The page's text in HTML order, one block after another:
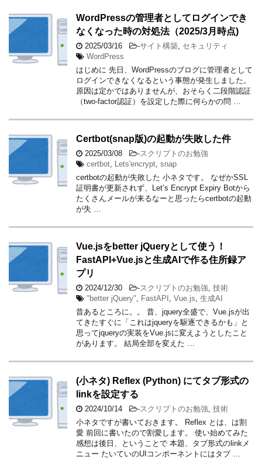
WordPressの管理者としてログインでき
なくなった時の対処法（2025/3月時点)
2025/03/16 -サイト構築, セキュリティ
WordPress
はじめに 先日、WordPressのブログに管理者として
ログインできなくなるという事態が発生しました。
原因は定かではありませんが、おそらく二段階認証
（two-factor認証）を設定した際に何らかの問 …
Certbot(snap版)の起動が失敗した件
2025/03/08 -スクリプトのお勉強
certbot, Lets'encrypt, snap
certbotの起動が失敗した 小ネタです。 なぜかSSL
証明書が更新されず、Let’s Encrypt Expiry Botから
たくさんメールが来るなーと思ったらcertbotの起動
が失 …
Vue.jsをbetter jQueryとして使う！
FastAPI+Vue.jsと生成AIで作る住所録ア
プリ
2024/12/30 -スクリプトのお勉強, 技術
"better jQuery", FastAPI , Vue.js, 生成AI
昔あるところに。。 昔、jquery全盛で、Vue.jsが出
てきたすぐに「これはjqueryを駆逐できるかも」と
思ってjqueryの実装をVue.jsに変えようとしたこと
があります。 結局全部を変えた …
(小ネタ) Reflex (Python) にてタブ形式の
linkを設定する
2024/10/14 -スクリプトのお勉強, 技術
小ネタですが書いておきます。 Reflex とは、は割
愛 前回に書いたので割愛します。 使い始めてみた
感想は後日、ということで 本題、タブ形式のlinkメ
ニュー たいていのUIコンポーネントにはタブ …